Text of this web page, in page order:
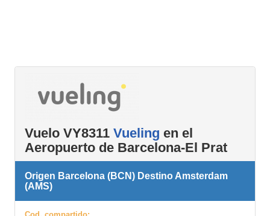
Vuelo VY8311 Vueling en el
Aeropuerto de Barcelona-El Prat
Origen Barcelona (BCN) Destino Amsterdam
(AMS)